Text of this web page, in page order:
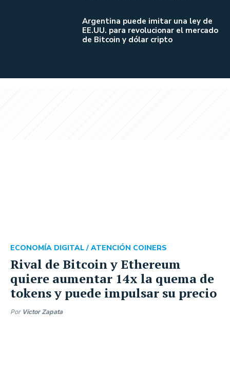
Argentina puede imitar una ley de
EE.UU. para revolucionar el mercado
de Bitcoin y dólar cripto
Rival de Bitcoin y Ethereum
quiere aumentar 14x la quema de
tokens y puede impulsar su precio
ECONOMÍA DIGITAL / ATENCIÓN COINERS
Por Víctor Zapata